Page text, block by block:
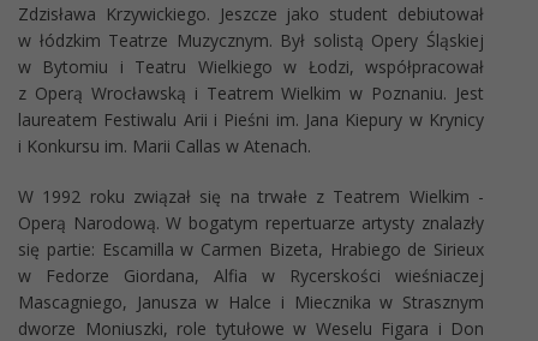
Zdzisława Krzywickiego. Jeszcze jako student debiutował
w łódzkim Teatrze Muzycznym. Był solistą Opery Śląskiej
w Bytomiu i Teatru Wielkiego w Łodzi, współpracował
z Operą Wrocławską i Teatrem Wielkim w Poznaniu. Jest
laureatem Festiwalu Arii i Pieśni im. Jana Kiepury w Krynicy
i Konkursu im. Marii Callas w Atenach.
W 1992 roku związał się na trwałe z Teatrem Wielkim -
Operą Narodową. W bogatym repertuarze artysty znalazły
się partie: Escamilla w Carmen Bizeta, Hrabiego de Sirieux
w Fedorze Giordana, Alfia w Rycerskości wieśniaczej
Mascagniego, Janusza w Halce i Miecznika w Strasznym
dworze Moniuszki, role tytułowe w Weselu Figara i Don